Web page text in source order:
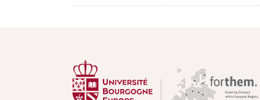
Entérobactéries, Neisseria,
Physiopathologie et moyens